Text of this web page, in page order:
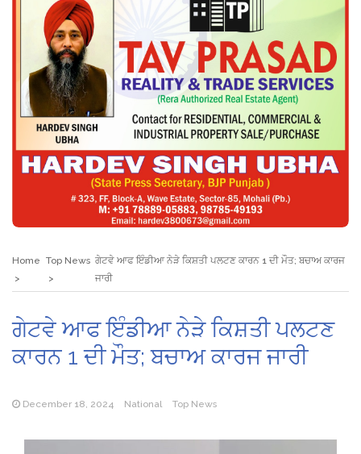
Home Top News ਗੇਟਵੇ ਆਫ ਇੰਡੀਆ ਨੇੜੇ ਕਿਸ਼ਤੀ ਪਲਟਣ ਕਾਰਨ 1 ਦੀ ਮੌਤ; ਬਚਾਅ ਕਾਰਜ
ਜਾਰੀ
ਗੇਟਵੇ ਆਫ ਇੰਡੀਆ ਨੇੜੇ ਕਿਸ਼ਤੀ ਪਲਟਣ
ਕਾਰਨ 1 ਦੀ ਮੌਤ; ਬਚਾਅ ਕਾਰਜ ਜਾਰੀ
December 18, 2024 National Top News